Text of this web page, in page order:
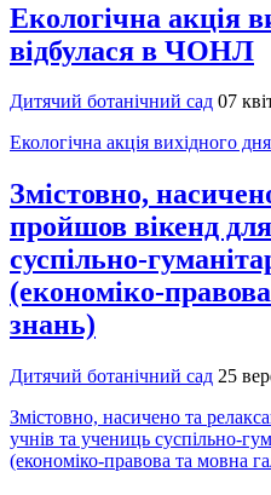
Екологічна акція
відбулася в ЧОНЛ
Дитячий ботанічний сад 07
Екологічна акція вихідного
Змістовно,
пройшов вікенд
суспільно-
(економіко-
знань)
Дитячий ботанічний сад 25
Змістовно, насичено та
учнів та учениць суспільно-
(економіко-правова та мовна